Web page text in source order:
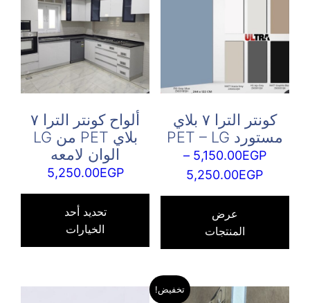
كونتر الترا ٧ بلاي
مستورد PET – LG
5,150.00EGP
–
5,250.00EGP
نطاق
السعر:
خلال
عرض
المنتجات
ألواح كونتر الترا ٧
بلاي PET من LG
الوان لامعه
5,250.00EGP
تحديد أحد
الخيارات
لهذا
تخفيض!